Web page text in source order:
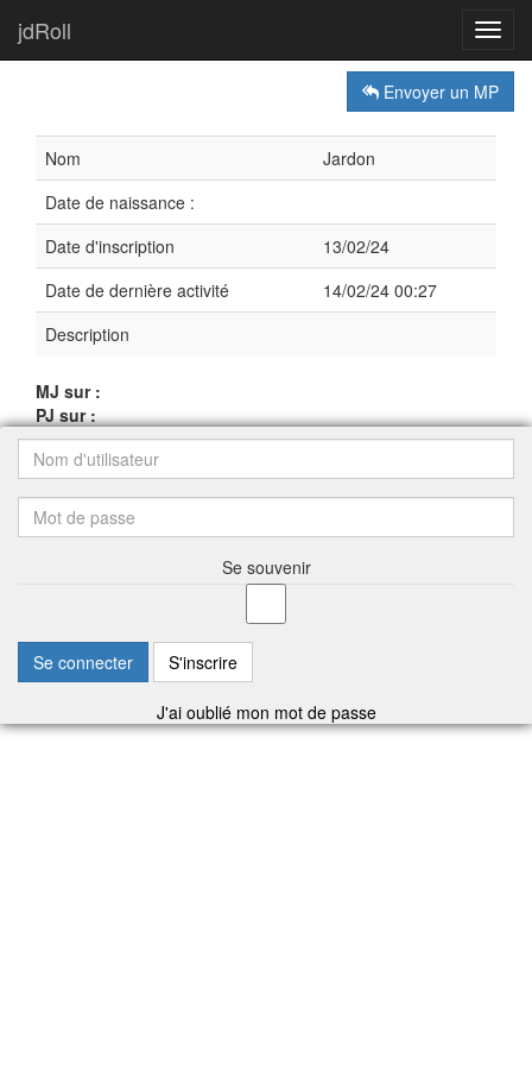
jdRoll
Envoyer un MP
Nom
Jardon
Date de naissance :
Date d'inscription
13/02/24
Date de dernière activité
14/02/24 00:27
Description
MJ sur :
PJ sur :
Se souvenir
Se connecter S'inscrire
J'ai oublié mon mot de passe